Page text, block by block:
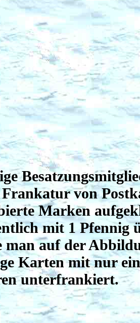
von
Marken
mit 1 Pfennig
man auf der
Karten mit nur
unterfrankiert.